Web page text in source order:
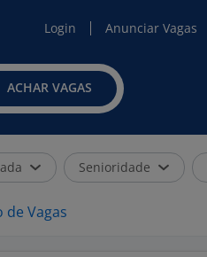
Login Anunciar Vagas
ACHAR VAGAS
Senioridade
de Vagas